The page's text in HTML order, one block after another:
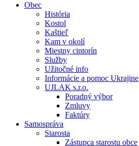
Obec
História
Kostol
Kaštieľ
Kam v okolí
Miestny cintorín
Služby
Užitočné info
Informácie a pomoc Ukrajine
UJLAK s.r.o.
Poradný výbor
Zmluvy
Faktúry
Samospráva
Starosta
Zástupca starostu obce